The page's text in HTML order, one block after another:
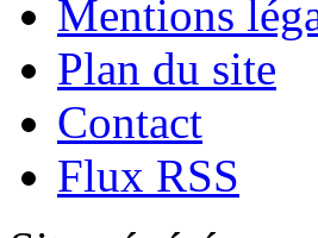
Mentions
Plan du site
Contact
Flux RSS